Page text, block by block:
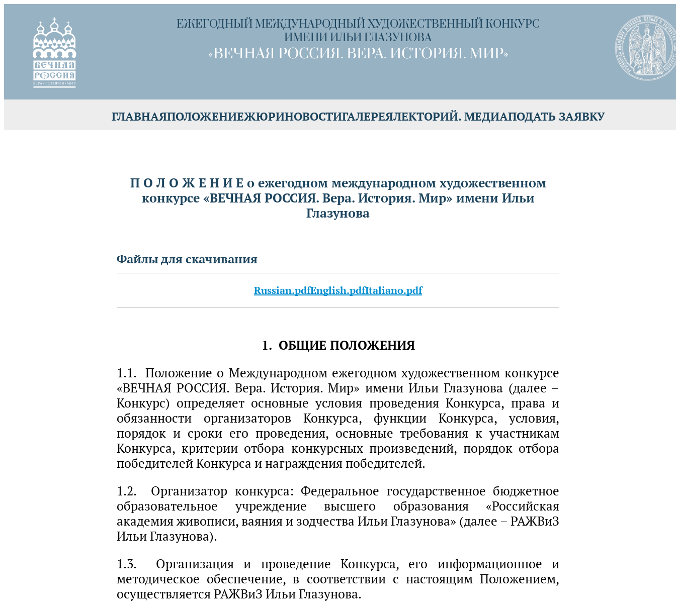
ЕЖЕГОДНЫЙ МЕЖДУНАРОДНЫЙ ХУДОЖЕСТВЕННЫЙ КОНКУРС
ИМЕНИ ИЛЬИ ГЛАЗУНОВА
«ВЕЧНАЯ РОССИЯ. ВЕРА. ИСТОРИЯ. МИР»
ГЛАВНАЯПОЛОЖЕНИЕЖЮРИНОВОСТИГАЛЕРЕЯЛЕКТОРИЙ. МЕДИАПОДАТЬ ЗАЯВКУ
П О Л О Ж Е Н И Е о ежегодном международном художественном
конкурсе «ВЕЧНАЯ РОССИЯ. Вера. История. Мир» имени Ильи
Глазунова
Файлы для скачивания
Russian.pdfEnglish.pdfItaliano.pdf
1. ОБЩИЕ ПОЛОЖЕНИЯ
1.1. Положение о Международном ежегодном художественном конкурсе
«ВЕЧНАЯ РОССИЯ. Вера. История. Мир» имени Ильи Глазунова (далее –
Конкурс) определяет основные условия проведения Конкурса, права и
обязанности организаторов Конкурса, функции Конкурса, условия,
порядок и сроки его проведения, основные требования к участникам
Конкурса, критерии отбора конкурсных произведений, порядок отбора
победителей Конкурса и награждения победителей.
1.2. Организатор конкурса: Федеральное государственное бюджетное
образовательное учреждение высшего образования «Российская
академия живописи, ваяния и зодчества Ильи Глазунова» (далее – РАЖВиЗ
Ильи Глазунова).
1.3. Организация и проведение Конкурса, его информационное и
методическое обеспечение, в соответствии с настоящим Положением,
осуществляется РАЖВиЗ Ильи Глазунова.